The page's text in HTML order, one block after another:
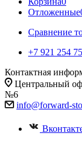
Отложенные
Сравнение
+7 921 254
Контактная
Центральный
№6
info@forward-